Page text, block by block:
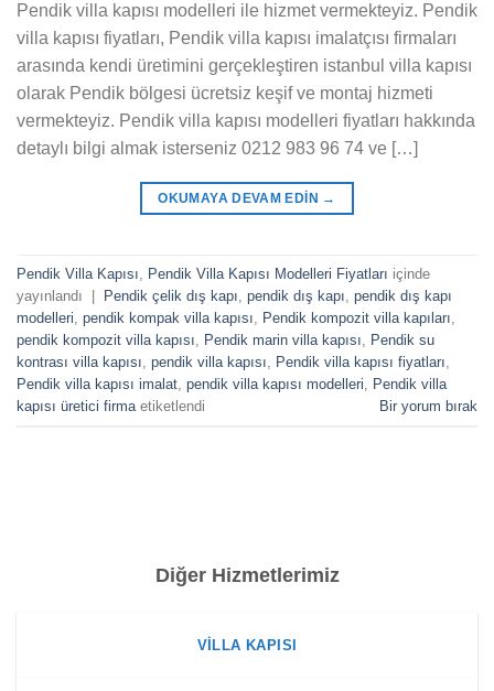
Pendik villa kapısı modelleri ile hizmet vermekteyiz. Pendik
villa kapısı fiyatları, Pendik villa kapısı imalatçısı firmaları
arasında kendi üretimini gerçekleştiren istanbul villa kapısı
olarak Pendik bölgesi ücretsiz keşif ve montaj hizmeti
vermekteyiz. Pendik villa kapısı modelleri fiyatları hakkında
detaylı bilgi almak isterseniz 0212 983 96 74 ve […]
OKUMAYA DEVAM EDIN →
Pendik Villa Kapısı Pendik Villa Kapısı Modelleri Fiyatları içinde
yayınlandı
Pendik çelik dış kapı pendik dış kapı pendik dış kapı
modelleri pendik kompak villa kapısı Pendik kompozit villa kapıları
pendik kompozit villa kapısı
Pendik marin villa kapısı
Pendik su
kontrası villa kapısı pendik villa kapısı Pendik villa kapısı fiyatları
Pendik villa kapısı imalat pendik villa kapısı modelleri
Pendik villa
kapısı üretici firma etiketlendi Bir yorum bırak
Diğer Hizmetlerimiz
VILLA KAPISI